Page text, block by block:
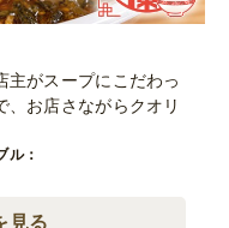
主がスープにこだわっ
、お店さながらクオリ
ル：
見る